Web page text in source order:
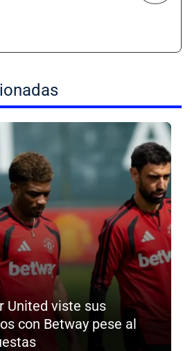
United viste sus
con Betway pese al